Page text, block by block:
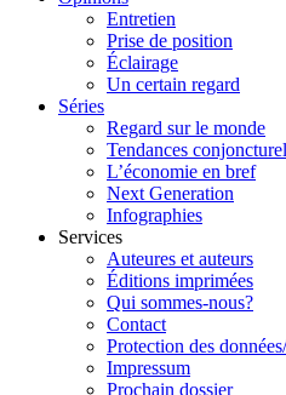
Entretien
Prise de position
Éclairage
Un certain regard
Séries
Regard sur le monde
Tendances
L’économie en bref
Next Generation
Infographies
Services
Auteures et auteurs
Éditions imprimées
Qui sommes-nous?
Contact
Protection des
Impressum
Prochain dossier